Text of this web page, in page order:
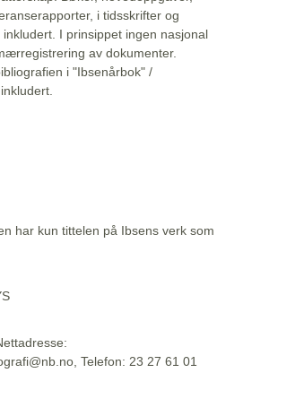
i tidsskrifter og
I prinsippet ingen nasjonal
av dokumenter.
i "Ibsenårbok" /
har kun tittelen på Ibsens verk som
Telefon: 23 27 61 01